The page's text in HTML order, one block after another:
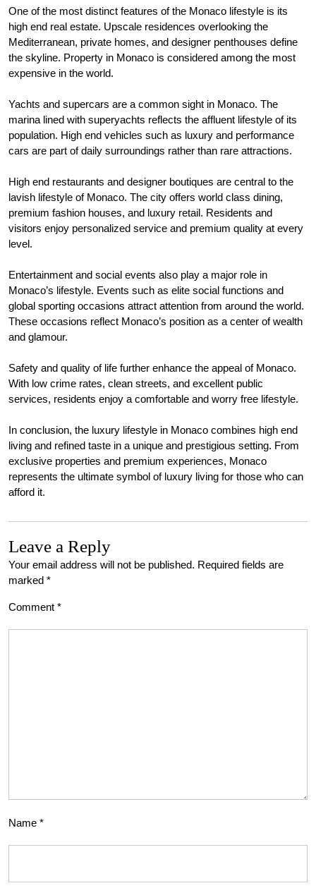
One of the most distinct features of the Monaco lifestyle is its
high end real estate. Upscale residences overlooking the
Mediterranean, private homes, and designer penthouses define
the skyline. Property in Monaco is considered among the most
expensive in the world.
Yachts and supercars are a common sight in Monaco. The
marina lined with superyachts reflects the affluent lifestyle of its
population. High end vehicles such as luxury and performance
cars are part of daily surroundings rather than rare attractions.
High end restaurants and designer boutiques are central to the
lavish lifestyle of Monaco. The city offers world class dining,
premium fashion houses, and luxury retail. Residents and
visitors enjoy personalized service and premium quality at every
level.
Entertainment and social events also play a major role in
Monaco’s lifestyle. Events such as elite social functions and
global sporting occasions attract attention from around the world.
These occasions reflect Monaco’s position as a center of wealth
and glamour.
Safety and quality of life further enhance the appeal of Monaco.
With low crime rates, clean streets, and excellent public
services, residents enjoy a comfortable and worry free lifestyle.
In conclusion, the luxury lifestyle in Monaco combines high end
living and refined taste in a unique and prestigious setting. From
exclusive properties and premium experiences, Monaco
represents the ultimate symbol of luxury living for those who can
afford it.
Leave a Reply
Your email address will not be published. Required fields are
marked *
Comment *
Name *